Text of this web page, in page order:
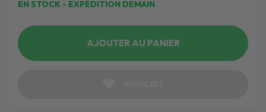
EN STOCK - EXPÉDITION DEMAIN
AJOUTER AU PANIER